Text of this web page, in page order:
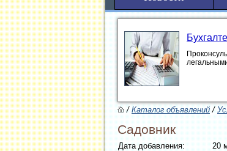
/Каталог объявлений/
Садовник
Дата добавления:
20